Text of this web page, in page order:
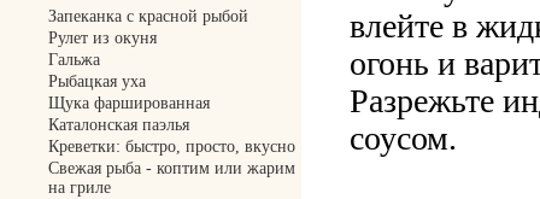
Запеканка с красной рыбой
Рулет из окуня
Гальжа
Рыбацкая уха
Щука фаршированная
Каталонская паэлья
Креветки: быстро, просто, вкусно
Свежая рыба - коптим или жарим
на гриле
влейте в
огонь и
Разрежьте
соусом.